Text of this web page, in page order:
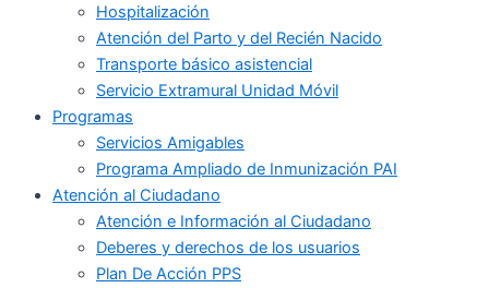
Hospitalización
Atención del Parto y del Recién Nacido
Transporte básico asistencial
Servicio Extramural Unidad Móvil
Programas
Servicios Amigables
Programa Ampliado de Inmunización PAI
Atención al Ciudadano
Atención e Información al Ciudadano
Deberes y derechos de los usuarios
Plan De Acción PPS